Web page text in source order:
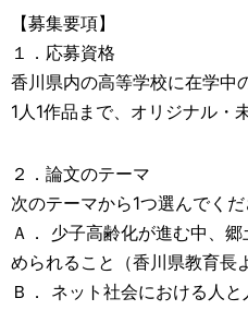
【募集要項】
１．応募資格
香川県内の高等学校に在学中
1人1作品まで、オリジナル・
２．論文のテーマ
次のテーマから1つ選んでく
Ａ． 少子高齢化が進む中、
められること（香川県教育長
Ｂ． ネット社会における人と